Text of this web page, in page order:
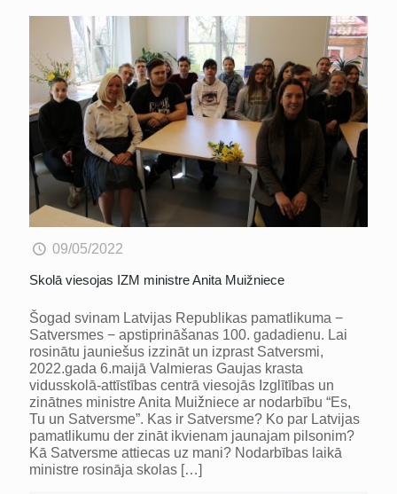
09/05/2022
Skolā viesojas IZM ministre Anita Muižniece
Šogad svinam Latvijas Republikas pamatlikuma −
Satversmes − apstiprināšanas 100. gadadienu. Lai
rosinātu jauniešus izzināt un izprast Satversmi,
2022.gada 6.maijā Valmieras Gaujas krasta
vidusskolā-attīstības centrā viesojās Izglītības un
zinātnes ministre Anita Muižniece ar nodarbību “Es,
Tu un Satversme”. Kas ir Satversme? Ko par Latvijas
pamatlikumu der zināt ikvienam jaunajam pilsonim?
Kā Satversme attiecas uz mani? Nodarbības laikā
ministre rosināja skolas […]